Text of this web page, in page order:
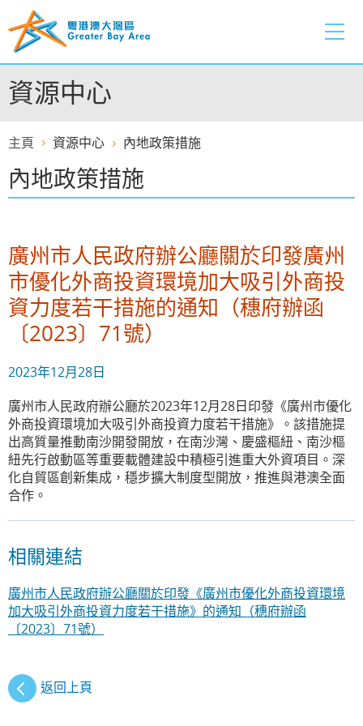
至
容
的
開
資源中心
主頁 資源中心 內地政策措施
內地政策措施
廣州市人民政府辦公廳關於印發廣州
市優化外商投資環境加大吸引外商投
資力度若干措施的通知（穗府辦函
〔2023〕71號）
2023年12月28日
廣州市人民政府辦公廳於2023年12月28日印發《廣州市優化
外商投資環境加大吸引外商投資力度若干措施》。該措施提
出高質量推動南沙開發開放，在南沙灣、慶盛樞紐、南沙樞
紐先行啟動區等重要載體建設中積極引進重大外資項目。深
化自貿區創新集成，穩步擴大制度型開放，推進與港澳全面
合作。
相關連結
廣州市人民政府辦公廳關於印發《廣州市優化外商投資環境
加大吸引外商投資力度若干措施》的通知（穗府辦函
〔2023〕71號）
返回上頁